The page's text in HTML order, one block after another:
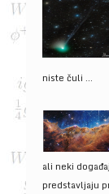
niste čuli ...
ali neki
predstavljaju